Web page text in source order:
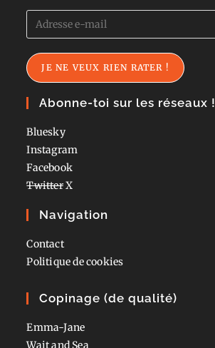
Adresse
e-
mail
JE NE VEUX RIEN RATER !
Abonne-toi sur les réseaux !
Bluesky
Instagram
Facebook
TwitterX
Navigation
Contact
Politique de cookies
Copinage (de qualité)
Emma-Jane
Wait and Sea